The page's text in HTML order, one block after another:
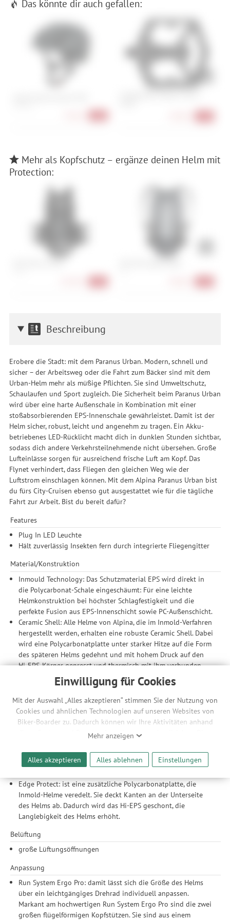
Einwilligung für Cookies
Mit der Auswahl „Alles akzeptieren“ stimmen Sie der Nutzung von
Cookies und ähnlichen Technologien auf unseren Websites von
Biker-Boarder zu. Dadurch können wir Ihre Aktivitäten anhand
Ihrer Geräte- und Browsereinstellungen nachvollziehen. Dies
Werbeanzeigen für Sie bereitzustellen sowie Funktionalitäten
unserer Website sicherzustellen und stetig zu verbessern. Dabei
werden Ihre Daten auch an Drittanbieter und Werbepartner
weitergegeben. Die Verarbeitung erfolgt ausschließlich zum
Zwecke der Einbindung von Streaming-Inhalten und der
Durchführung von statistischer Analyse, Reichweitenmessungen,
Produktempfehlungen und nutzungsbasierter Werbung.
Informationen zu den einzelnen Funktionen, den Drittanbietern
und der Speicherdauer finden Sie unter Einstellungen. Diese
Einwilligung ist freiwillig, für die Nutzung unserer Website nicht
Einwilligung unter Einstellungen lediglich für bestimmte
Drittanbieter erteilen und jederzeit für die Zukunft widerrufen.
Mehr anzeigen
Alles akzeptieren Alles ablehnen Einstellungen
Das könnte dir auch gefallen:
Mehr als Kopfschutz – ergänze deinen Helm mit
Protection:
Beschreibung
Erobere die Stadt: mit dem Paranus Urban. Modern, schnell und
sicher – der Arbeitsweg oder die Fahrt zum Bäcker sind mit dem
Urban-Helm mehr als müßige Pflichten. Sie sind Umweltschutz,
Schaulaufen und Sport zugleich. Die Sicherheit beim Paranus Urban
wird über eine harte Außenschale in Kombination mit einer
stoßabsorbierenden EPS-Innenschale gewährleistet. Damit ist der
Helm sicher, robust, leicht und angenehm zu tragen. Ein Akku-
betriebenes LED-Rücklicht macht dich in dunklen Stunden sichtbar,
sodass dich andere Verkehrsteilnehmende nicht übersehen. Große
Lufteinlässe sorgen für ausreichend frische Luft am Kopf. Das
Flynet verhindert, dass Fliegen den gleichen Weg wie der
Luftstrom einschlagen können. Mit dem Alpina Paranus Urban bist
du fürs City-Cruisen ebenso gut ausgestattet wie für die tägliche
Fahrt zur Arbeit. Bist du bereit dafür?
Features
Plug In LED Leuchte
Hält zuverlässig Insekten fern durch integrierte Fliegengitter
Material/Konstruktion
Inmould Technology: Das Schutzmaterial EPS wird direkt in
die Polycarbonat-Schale eingeschäumt: Für eine leichte
Helmkonstruktion bei höchster Schlagfestigkeit und die
perfekte Fusion aus EPS-Innenschicht sowie PC-Außenschicht.
Ceramic Shell: Alle Helme von Alpina, die im Inmold-Verfahren
hergestellt werden, erhalten eine robuste Ceramic Shell. Dabei
wird eine Polycarbonatplatte unter starker Hitze auf die Form
des späteren Helms gedehnt und mit hohem Druck auf den
Hi-EPS-Körper gepresst und thermisch mit ihm verbunden.
Die Ceramic Shell zeichnet sich gleich durch mehrere
Qualitäten aus: Sie ist bruch- und kratzfest, UV-stabil sowie
antistatisch.
Hi-EPS: die Innenschale aller Helme von Alpina besteht aus
Hi-EPS (High Expanded Polystyrol). Das Material hat
absorbieren, die bei einem Aufprall auf den Helm einwirken.
Hi-EPS sorgt für eine optimale Schutzwirkung und ermöglicht
gleichzeitig extradünne Wandstärken sowie schmale
Edge Protect: ist eine zusätzliche Polycarbonatplatte, die
Inmold-Helme veredelt. Sie deckt Kanten an der Unterseite
des Helms ab. Dadurch wird das Hi-EPS geschont, die
Langlebigkeit des Helms erhöht.
Belüftung
große Lüftungsöffnungen
Anpassung
Run System Ergo Pro: damit lässt sich die Größe des Helms
über ein leichtgängiges Drehrad individuell anpassen.
Markant am hochwertigen Run System Ergo Pro sind die zwei
großen flügelförmigen Kopfstützen. Sie sind aus einem